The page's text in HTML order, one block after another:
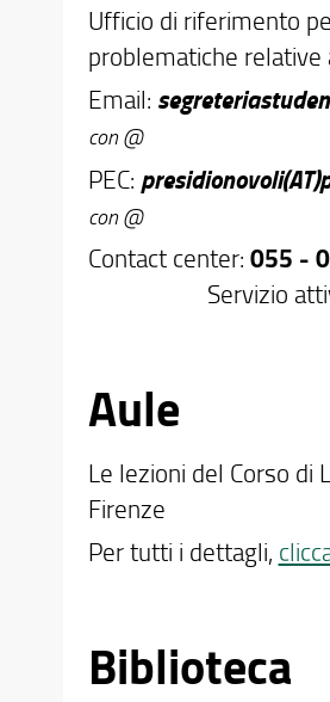
Ufficio di riferimento
problematiche
Email:
con @
PEC:
con @
Contact center: 055 -
Servizio attivo:
Aule
Le lezioni del Corso di
Firenze
Per tutti i dettagli,
Biblioteca